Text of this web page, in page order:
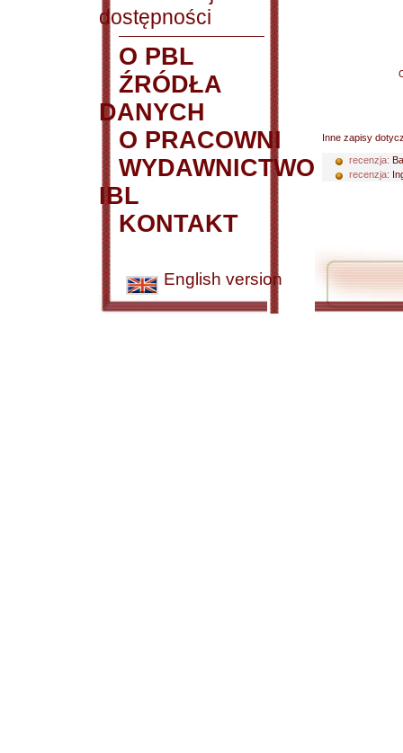
dostępności
O PBL
ŹRÓDŁA
DANYCH
O PRACOWNI
WYDAWNICTWO
IBL
KONTAKT
English version
Inne zapisy
recenzja:
recenzja: